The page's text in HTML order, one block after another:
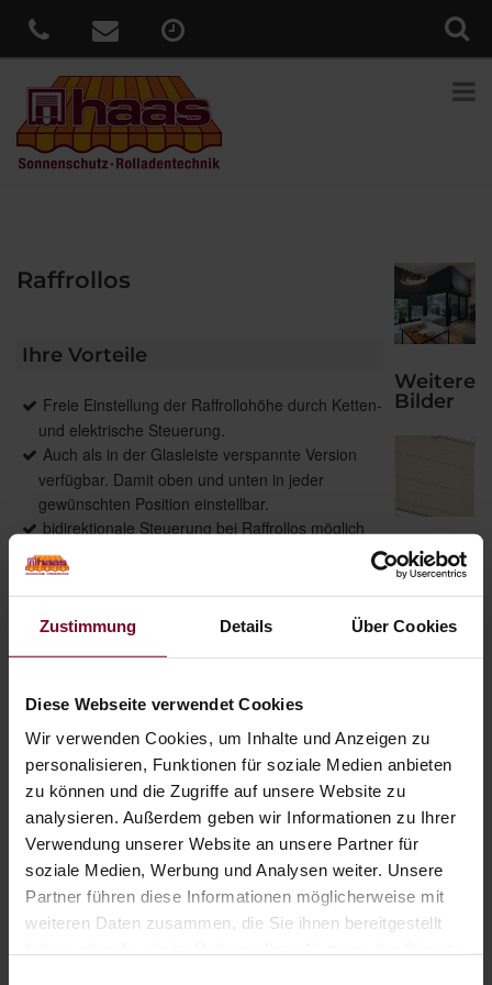
Zustimmung Details Über Cookies
Diese Webseite verwendet Cookies
Wir verwenden Cookies, um Inhalte und Anzeigen zu
personalisieren, Funktionen für soziale Medien anbieten
zu können und die Zugriffe auf unsere Website zu
analysieren. Außerdem geben wir Informationen zu Ihrer
Verwendung unserer Website an unsere Partner für
soziale Medien, Werbung und Analysen weiter. Unsere
Partner führen diese Informationen möglicherweise mit
weiteren Daten zusammen, die Sie ihnen bereitgestellt
Raffrollos
Ihre Vorteile
Freie Einstellung der Raffrollohöhe durch Ketten-
und elektrische Steuerung.
Auch als in der Glasleiste verspannte Version
verfügbar. Damit oben und unten in jeder
gewünschten Position einstellbar.
bidirektionale Steuerung bei Raffrollos möglich
Einfache Reinigung des Produkts.
Einfacher Tausch des Stoffes
die Raffrollos können in jeder Höhe gestoppt
werden.
Zahlreiche Stofffarben erhältlich (auch
Kissen und Vorhänge im gleichen Stoff-Design
erhältlich
Sicherheit für Ihre Kinder
Produktdetails
max. Breite: 3000 mm
max. Höhe: 3000 mm
max. Fläche: 9,00 m²
Weitere
Bilder